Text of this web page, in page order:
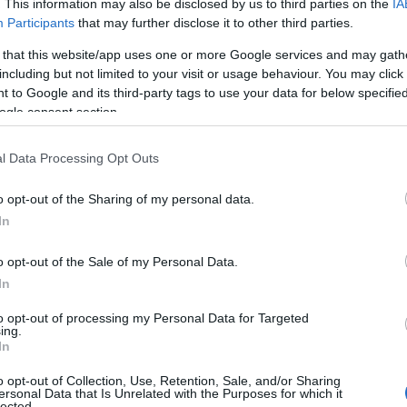
This information may also be disclosed by us to third parties on the
Participants that may further disclose it to other third parties.
that this website/app uses one or more Google services and may
but not limited to your visit or usage behaviour. You may
to Google and its third-party tags to use your data for below
consent section.
Data Processing Opt Outs
opt-out of the Sharing of my personal data.
opt-out of the Sale of my Personal Data.
opt-out of processing my Personal Data for Targeted
opt-out of Collection, Use, Retention, Sale, and/or Sharing
Data that Is Unrelated with the Purposes for which it
η live εμφάνιση του Νίκου Βέρτη στοbeach
καρφίτσα αν και το αντίτιμο ήταν
ερμήνευσε τις μεγαλύτερες
και ξεσήκωσε το κοινό. Ανάμεσα στους θαμώνες
του από το Ισραήλ, καθώς στην
αγαπητός.